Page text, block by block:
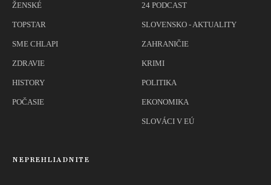
ŽENSKÉ
TOPSTAR
SME CHLAPI
ZDRAVIE
HISTORY
POČASIE
24 PODCAST
SLOVENSKO - AKTUALITY
ZAHRANIČIE
KRIMI
POLITIKA
EKONOMIKA
SLOVÁCI V EÚ
NEPREHLIADNITE